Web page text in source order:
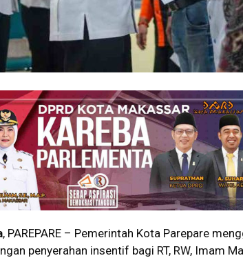
, PAREPARE – Pemerintah Kota Parepare
penyerahan insentif bagi RT, RW, Imam